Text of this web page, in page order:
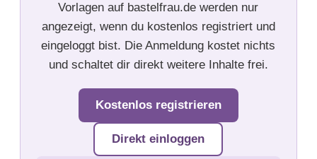
Vorlagen auf bastelfrau.de werden nur
angezeigt, wenn du kostenlos registriert und
eingeloggt bist. Die Anmeldung kostet nichts
und schaltet dir direkt weitere Inhalte frei.
Kostenlos registrieren
Direkt einloggen